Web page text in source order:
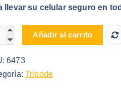
llevar su celular seguro en
Magnético para celular
Añadir al carrito
6473
Tripode